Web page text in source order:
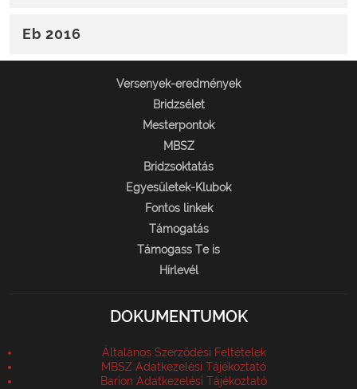
Eb 2016
Versenyek-eredmények
Bridzsélet
Mesterpontok
MBSZ
Bridzsoktatás
Egyesületek-Klubok
Fontos linkek
Támogatás
Támogass Te is
Hírlevél
DOKUMENTUMOK
Általános Szerződési Feltételek
MBSZ Adatkezelési Tájékoztató
Barion Adatkezelési Tájékoztató